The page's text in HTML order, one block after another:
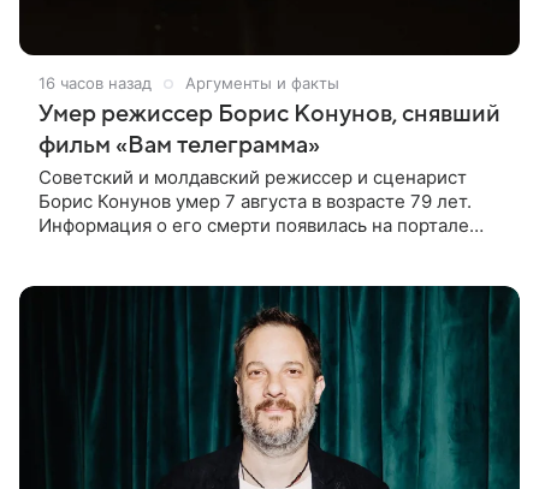
16 часов назад Аргументы и факты
Умер режиссер Борис Конунов, снявший
фильм «Вам телеграмма»
Советский и молдавский режиссер и сценарист
Борис Конунов умер 7 августа в возрасте 79 лет.
Информация о его смерти появилась на портале